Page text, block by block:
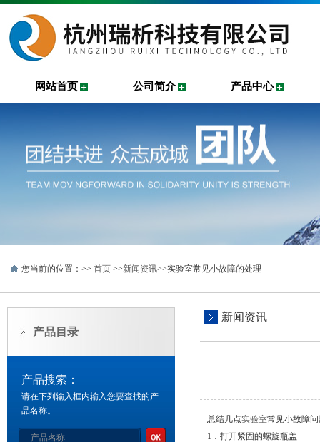
网站首页 公司简介 产品中心
您当前的位置：>> 首页 >>新闻资讯>>实验室常见小故障的处理
产品目录
产品搜索：
请在下列输入框内输入您要查找的产
品名称。
新闻资讯
总结几点实验室常见小故障
1．打开紧固的螺旋瓶盖